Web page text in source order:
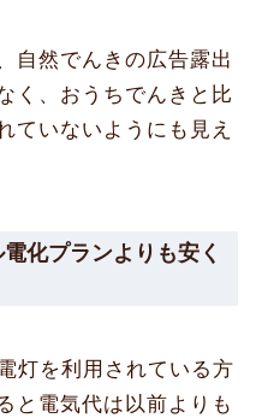
自然でんきの広告露出
く、おうちでんきと比
ていないようにも見え
化プランよりも安く
灯を利用されている方
と電気代は以前よりも